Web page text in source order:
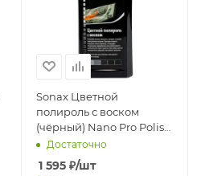
Sonax Цветной
полироль с воском
(чёрный) Nano Pro Polish
& Wax Color 500мл
Достаточно
1 595₽/шт